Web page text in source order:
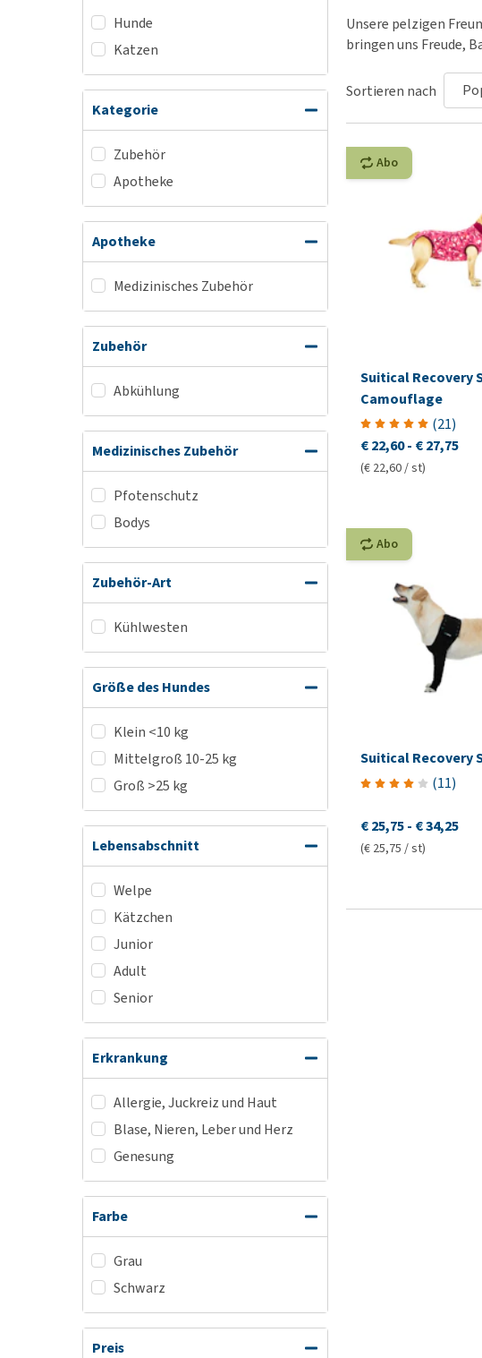
Alles ansehen
Hunde
Katzen
Kategorie
Zubehör
Apotheke
Apotheke
Medizinisches Zubehör
Zubehör
Abkühlung
Medizinisches Zubehör
Pfotenschutz
Bodys
Zubehör-Art
Kühlwesten
Größe des Hundes
Klein <10 kg
Mittelgroß 10-25 kg
Groß >25 kg
Lebensabschnitt
Welpe
Kätzchen
Junior
Adult
Senior
Erkrankung
Allergie, Juckreiz und Haut
Blase, Nieren, Leber und Herz
Genesung
Farbe
Grau
Schwarz
Preis
Unsere pelzigen
bringen uns Freude,
Sortieren nach
Abo
Suitical Recovery
Camouflage
(21)
€ 22,60- € 27,75
(€ 22,60 / st)
Abo
Suitical Recovery
(11)
€ 25,75- € 34,25
(€ 25,75 / st)